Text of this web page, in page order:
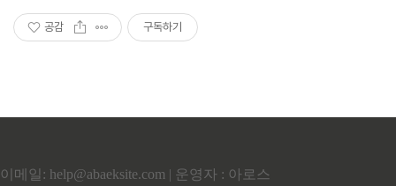
공감 구독하기
이메일: help@abaeksite.com | 운영자 : 아로스